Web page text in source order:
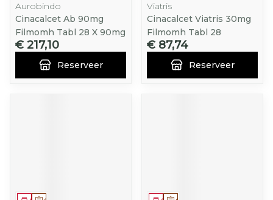
Aurobindo
Cinacalcet Ab 90mg
Filmomh Tabl 28 X 90mg
€ 217,10
Reserveer
Viatris
Cinacalcet Viatris 30mg
Filmomh Tabl 28
€ 87,74
Reserveer